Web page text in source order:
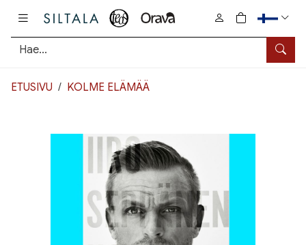
Hae
0
tuotetta
ETUSIVU KOLME ELÄMÄÄ